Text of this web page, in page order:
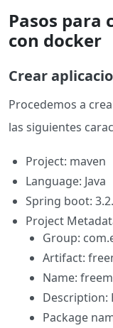
Pasos para
con docker
Crear
Procedemos a
las siguientes
Project: maven
Language: Java
Spring boot:
Project
Group:
Artifact:
Name:
Description:
Package